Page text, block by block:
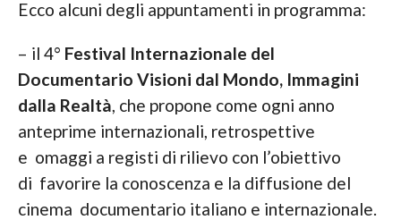
Ecco alcuni degli appuntamenti in programma:
– il 4° Festival Internazionale del
Documentario Visioni dal Mondo, Immagini
dalla Realtà, che propone come ogni anno
anteprime internazionali, retrospettive
e omaggi a registi di rilievo con l’obiettivo
di favorire la conoscenza e la diffusione del
cinema documentario italiano e internazionale.